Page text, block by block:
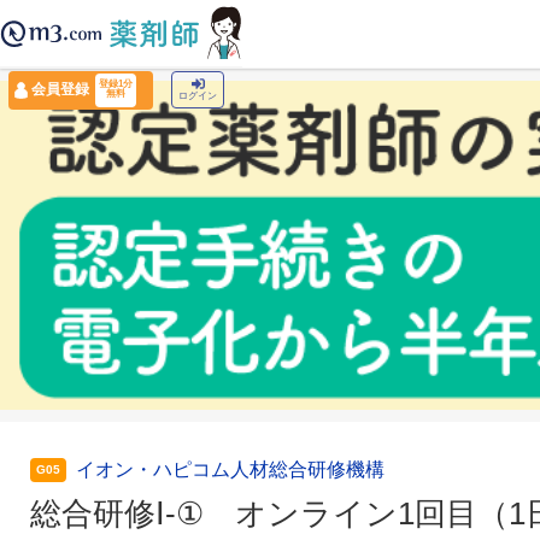
会員登録
登録1分
無料
ログイン
› 総合研修Ⅰ-① オンライン1回目（1日目）
G05 イオン・ハピコム人材総合研修機構
総合研修Ⅰ-① オンライン1回目（1